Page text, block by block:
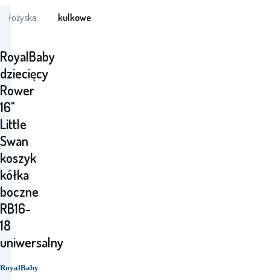
RoyalBaby
dziecięcy
Rower
16"
Little
Swan
koszyk
kółka
boczne
RB16-
18
uniwersalny
RoyalBaby
łożyska:
kulkowe